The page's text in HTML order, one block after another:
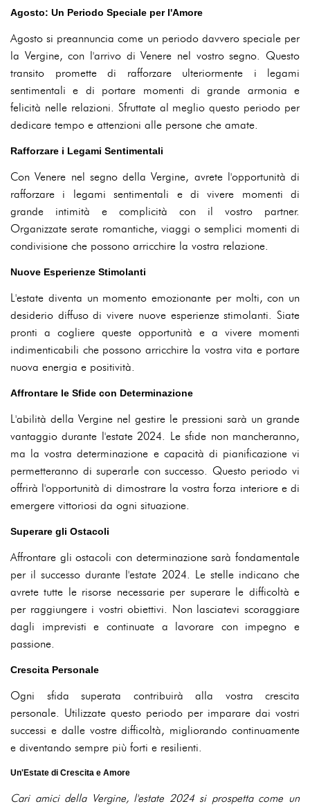
Agosto: Un Periodo Speciale per l'Amore
Agosto si preannuncia come un periodo davvero speciale per
la Vergine, con l'arrivo di Venere nel vostro segno. Questo
transito promette di rafforzare ulteriormente i legami
sentimentali e di portare momenti di grande armonia e
felicità nelle relazioni. Sfruttate al meglio questo periodo per
dedicare tempo e attenzioni alle persone che amate.
Rafforzare i Legami Sentimentali
Con Venere nel segno della Vergine, avrete l'opportunità di
rafforzare i legami sentimentali e di vivere momenti di
grande intimità e complicità con il vostro partner.
Organizzate serate romantiche, viaggi o semplici momenti di
condivisione che possono arricchire la vostra relazione.
Nuove Esperienze Stimolanti
L'estate diventa un momento emozionante per molti, con un
desiderio diffuso di vivere nuove esperienze stimolanti. Siate
pronti a cogliere queste opportunità e a vivere momenti
indimenticabili che possono arricchire la vostra vita e portare
nuova energia e positività.
Affrontare le Sfide con Determinazione
L'abilità della Vergine nel gestire le pressioni sarà un grande
vantaggio durante l'estate 2024. Le sfide non mancheranno,
ma la vostra determinazione e capacità di pianificazione vi
permetteranno di superarle con successo. Questo periodo vi
offrirà l'opportunità di dimostrare la vostra forza interiore e di
emergere vittoriosi da ogni situazione.
Superare gli Ostacoli
Affrontare gli ostacoli con determinazione sarà fondamentale
per il successo durante l'estate 2024. Le stelle indicano che
avrete tutte le risorse necessarie per superare le difficoltà e
per raggiungere i vostri obiettivi. Non lasciatevi scoraggiare
dagli imprevisti e continuate a lavorare con impegno e
passione.
Crescita Personale
Ogni sfida superata contribuirà alla vostra crescita
personale. Utilizzate questo periodo per imparare dai vostri
successi e dalle vostre difficoltà, migliorando continuamente
e diventando sempre più forti e resilienti.
Un'Estate di Crescita e Amore
Cari amici della Vergine, l'estate 2024 si prospetta come un